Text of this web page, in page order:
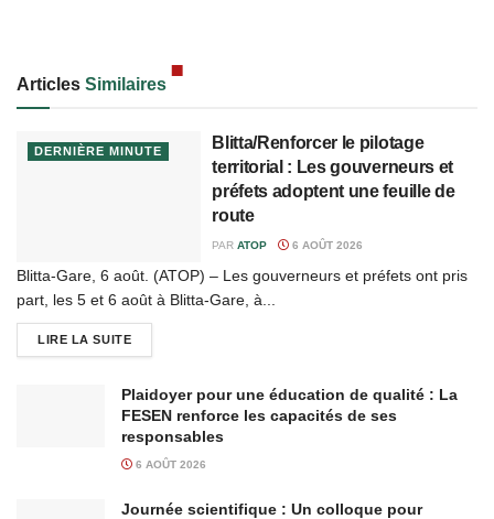
Articles Similaires
DERNIÈRE MINUTE
Blitta/Renforcer le pilotage
territorial : Les gouverneurs et
préfets adoptent une feuille de
route
PAR ATOP 6 AOÛT 2026
Blitta-Gare, 6 août. (ATOP) – Les gouverneurs et préfets ont pris
part, les 5 et 6 août à Blitta-Gare, à...
LIRE LA SUITE
Plaidoyer pour une éducation de qualité : La
FESEN renforce les capacités de ses
responsables
6 AOÛT 2026
Journée scientifique : Un colloque pour